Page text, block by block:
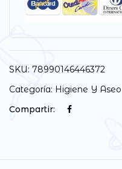
SKU: 78990146446372
Categoría: Higiene Y Aseo
Compartir: